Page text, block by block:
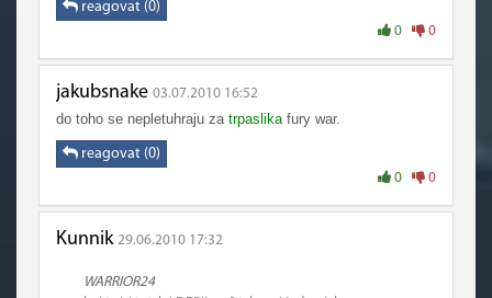
reagovat (0)
0 0
jakubsnake 03.07.2010 16:52
do toho se nepletuhraju za trpaslikafury war.
reagovat (0)
0 0
Kunnik 29.06.2010 17:32
WARRIOR24